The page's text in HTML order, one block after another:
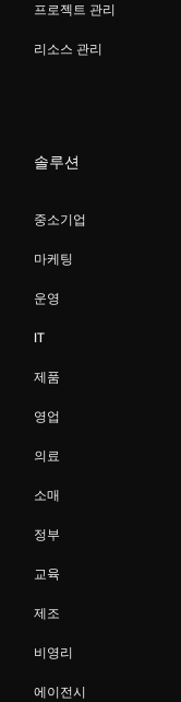
프로젝트 관리
리소스 관리
솔루션
중소기업
마케팅
운영
IT
제품
영업
의료
소매
정부
교육
제조
비영리
에이전시